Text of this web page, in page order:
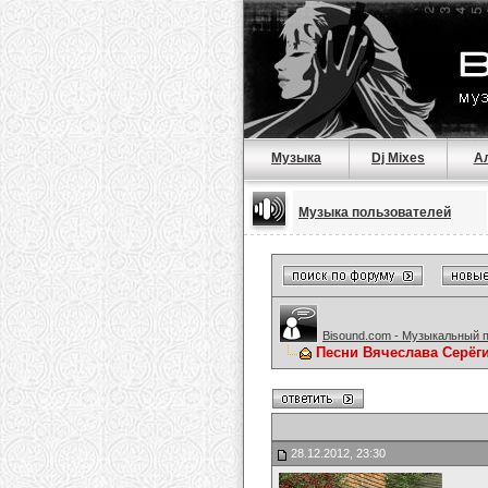
Музыка Dj Mixes
Музыка пользователей
Bisound.com - Музыкальный
Песни Вячеслава
28.12.2012, 23:30